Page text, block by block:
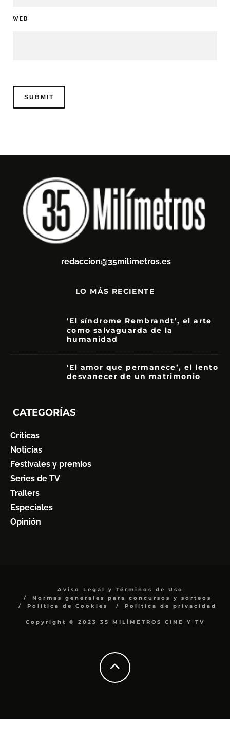
WEB
redaccion@35milimetros.es
LO MÁS RECIENTE
‘El síndrome Rembrandt’, el arte
como salvaguarda de la
humanidad
‘El amor que permanece’, el lento
desvanecer de un matrimonio
CATEGORÍAS
Críticas
Noticias
Festivales y premios
Series de TV
Trailers
Especiales
Opinión
Aviso Legal y Términos de Uso
Normas generales para concursos y sorteos
Política de Cookies
Política de privacidad
Copyright © 2023 35 MILÍMETROS CINE Y TV